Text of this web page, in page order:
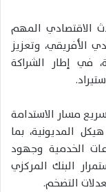
الاقتصادي المهم
الأفريقي، وتعزيز
في إطار الشراكة
مسار الاستدامة
المديونية، بما
الخدمية وجهود
البنك المركزي
التضخم.